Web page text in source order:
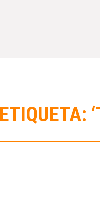
ETIQUETA: